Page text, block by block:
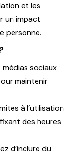
et les
un impact
personne.
sociaux
maintenir
à l’utilisation
des heures
d’inclure du